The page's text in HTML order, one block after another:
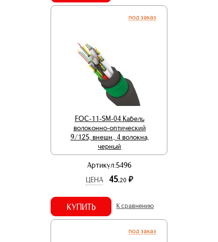
под заказ
FOC-11-SM-04 Кабель
волоконно-оптический
9/125, внешн., 4 волокна,
черный
Артикул:5496
ЦЕНА
45.20 р.
КУПИТЬ К сравнению
под заказ